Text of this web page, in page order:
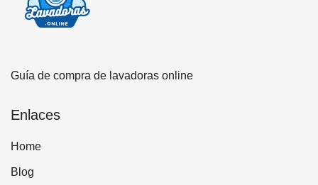
Guía de compra de lavadoras online
Enlaces
Home
Blog